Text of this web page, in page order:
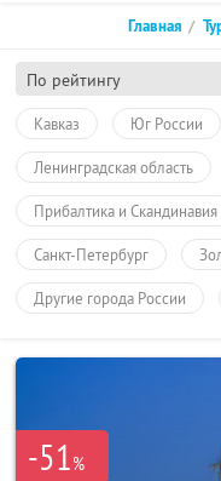
По рейтингу
Главная
Кавказ Юг России
Ленинградская область
Прибалтика и Скандинавия
Санкт-Петербург
Другие города России
-51%